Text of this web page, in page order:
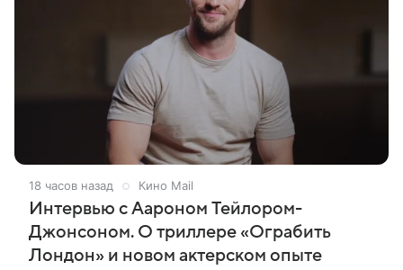
18 часов назад Кино Mail
Интервью с Аароном Тейлором-
Джонсоном. О триллере «Ограбить
Лондон» и новом актерском опыте